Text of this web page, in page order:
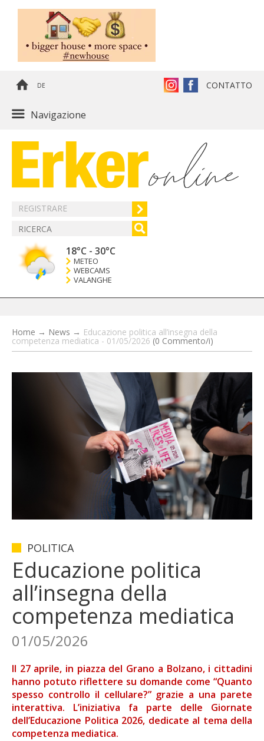
DE CONTATTO
Navigazione
REGISTRARE
18°C - 30°C
METEO
WEBCAMS
VALANGHE
Home → News → Educazione politica all’insegna della
competenza mediatica - 01/05/2026 (0 Commento/i)
POLITICA
Educazione politica
all’insegna della
competenza mediatica
01/05/2026
Il 27 aprile, in piazza del Grano a Bolzano, i cittadini
hanno potuto riflettere su domande come “Quanto
spesso controllo il cellulare?” grazie a una parete
interattiva. L’iniziativa fa parte delle Giornate
dell’Educazione Politica 2026, dedicate al tema della
competenza mediatica.